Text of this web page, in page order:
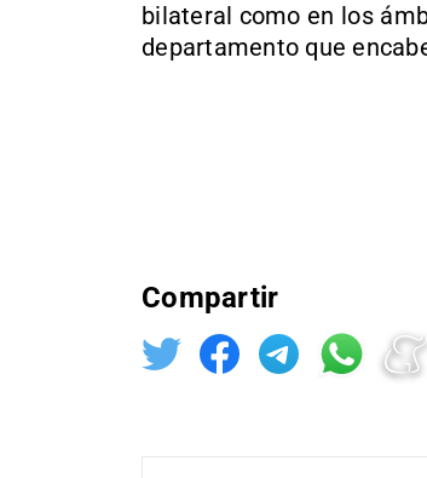
bilateral como en los
departamento que
Compartir